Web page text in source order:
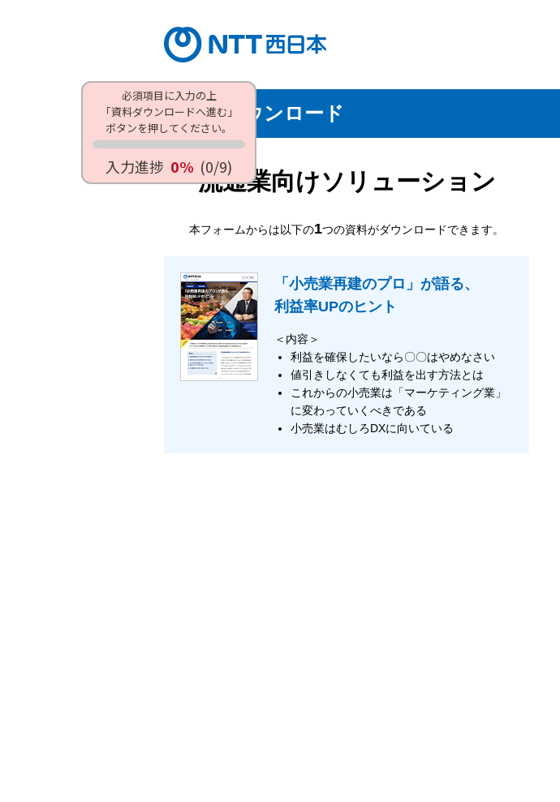
資料ダウンロード
流通業向けソリューション
本フォームからは以下の1つの資料がダウンロードできます。
「小売業再建のプロ」が語る、
利益率UPのヒント
＜内容＞
利益を確保したいなら〇〇はやめなさい
値引きしなくても利益を出す方法とは
これからの小売業は「マーケティング業」
に変わっていくべきである
小売業はむしろDXに向いている
必須項目に入力の上
「資料ダウンロードへ進む」
ボタンを押してください。
入力進捗 0% (0/9)